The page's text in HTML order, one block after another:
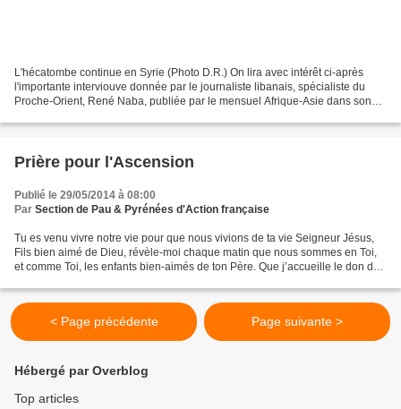
L'hécatombe continue en Syrie (Photo D.R.) On lira avec intérêt ci-après
l'importante interviouve donnée par le journaliste libanais, spécialiste du
Proche-Orient, René Naba, publiée par le mensuel Afrique-Asie dans son
Prière pour l'Ascension
Publié le 29/05/2014 à 08:00
Par Section de Pau & Pyrénées d'Action française
Tu es venu vivre notre vie pour que nous vivions de ta vie Seigneur Jésus,
Fils bien aimé de Dieu, révèle-moi chaque matin que nous sommes en Toi,
et comme Toi, les enfants bien-aimés de ton Père. Que j’accueille le don de
< Page précédente Page suivante >
Hébergé par Overblog
Top articles